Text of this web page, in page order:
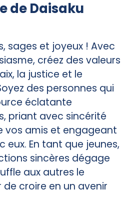
de Daisaku
sages et joyeux ! Avec
créez des valeurs
la justice et le
des personnes qui
éclatante
priant avec sincérité
vos amis et engageant
eux. En tant que jeunes,
sincères dégage
aux autres le
de croire en un avenir